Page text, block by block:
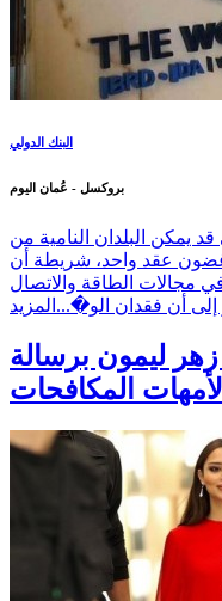
البنك الدولي
بروكسل - عُمان اليوم
يمكن البلدان النامية من
غضون عقد واحد، شريطة أن
مجالات الطاقة والاتصال
إلى أن فقدان الو�... المزيد
ليمون برسالة
المكافحات